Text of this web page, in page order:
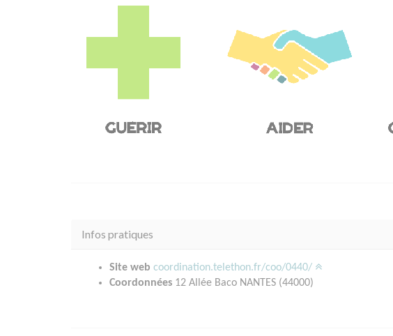
Infos pratiques
Site web coordination.telethon.fr/coo/0440/
Coordonnées 12 Allée Baco NANTES (44000)